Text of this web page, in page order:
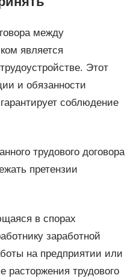
между
является
Этот
и обязанности
соблюдение
трудового договора
претензии
в спорах
заработной
на предприятии или
расторжения трудового